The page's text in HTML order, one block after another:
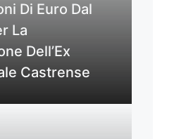
Di Euro Dal
La
Dell’Ex
Castrense